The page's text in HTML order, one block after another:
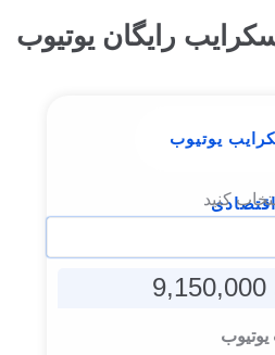
رایگان یوتیوب
یوتیوب
اقتصادی